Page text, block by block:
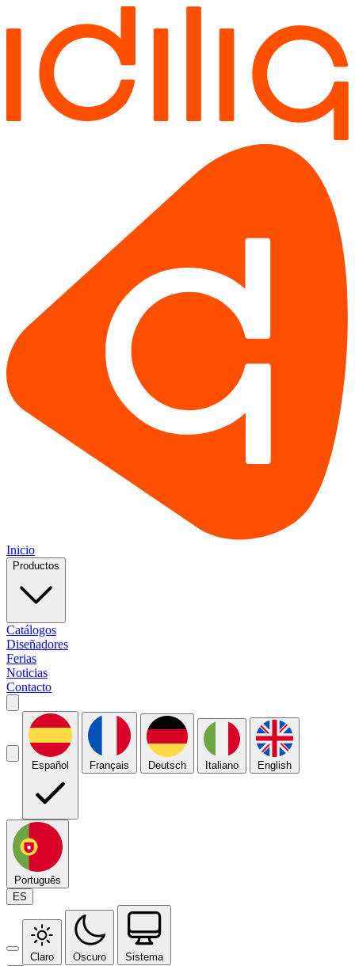
Inicio
Productos
Catálogos
Diseñadores
Ferias
Noticias
Contacto
Español Français Deutsch Italiano English
Português
ES
Claro Oscuro Sistema